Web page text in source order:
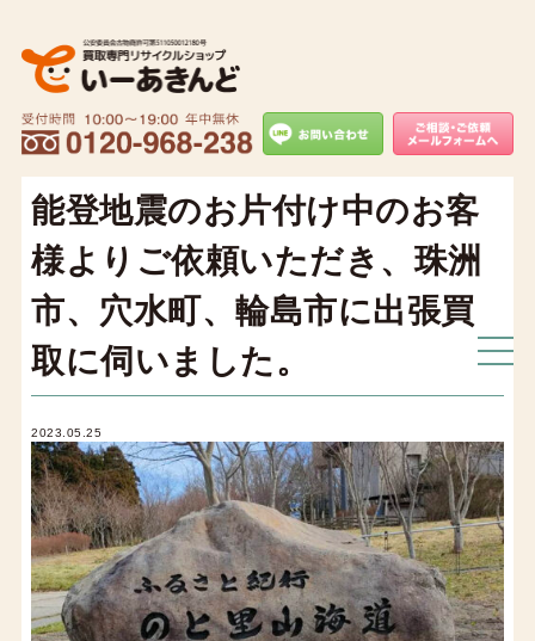
能登地震のお片付け中のお客
様よりご依頼いただき、珠洲
市、穴水町、輪島市に出張買
取に伺いました。
2023.05.25